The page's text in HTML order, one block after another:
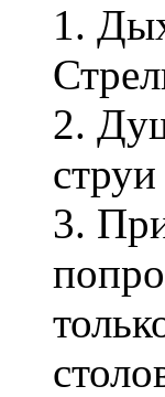
1.
2.
3.